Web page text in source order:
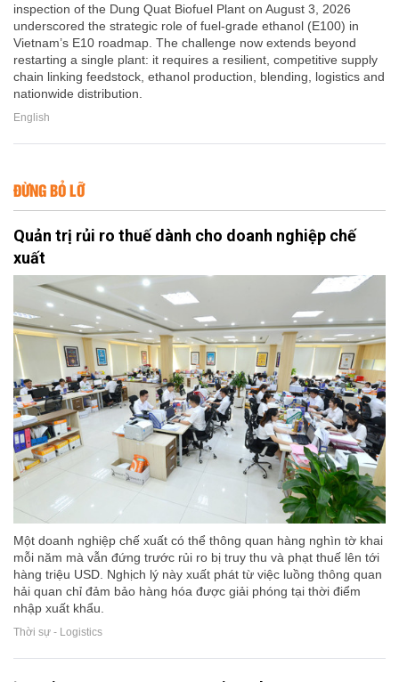
inspection of the Dung Quat Biofuel Plant on August 3, 2026
underscored the strategic role of fuel-grade ethanol (E100) in
Vietnam’s E10 roadmap. The challenge now extends beyond
restarting a single plant: it requires a resilient, competitive supply
chain linking feedstock, ethanol production, blending, logistics and
nationwide distribution.
English
ĐỪNG BỎ LỠ
Quản trị rủi ro thuế dành cho doanh nghiệp chế
xuất
Một doanh nghiệp chế xuất có thể thông quan hàng nghìn tờ khai
mỗi năm mà vẫn đứng trước rủi ro bị truy thu và phạt thuế lên tới
hàng triệu USD. Nghịch lý này xuất phát từ việc luồng thông quan
hải quan chỉ đảm bảo hàng hóa được giải phóng tại thời điểm
nhập xuất khẩu.
Thời sự - Logistics